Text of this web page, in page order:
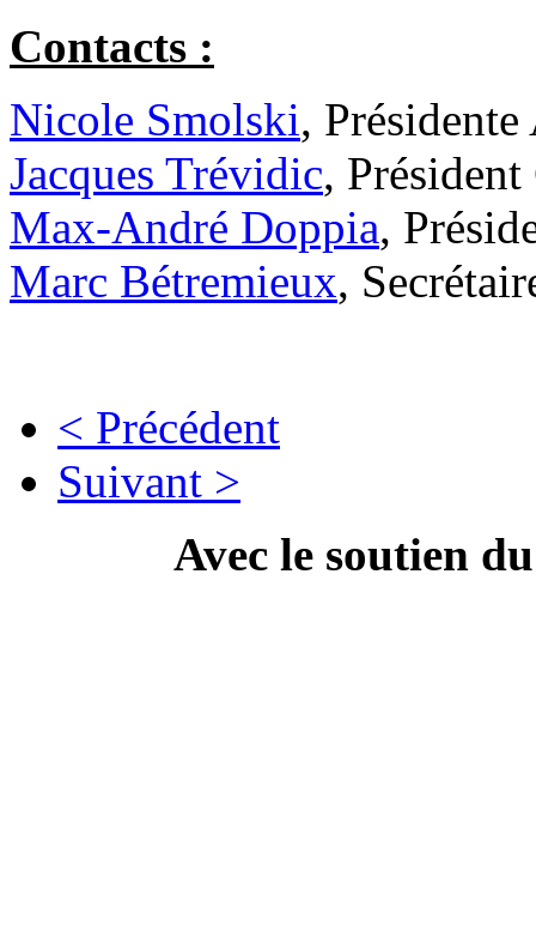
Contacts :
Nicole Smolski,
Jacques Trévidic,
Max-André Doppia,
Marc Bétremieux,
< Précédent
Suivant >
Avec le soutien